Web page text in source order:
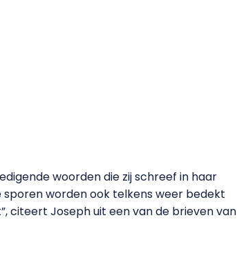
woorden die zij schreef in haar
sporen worden ook telkens weer bedekt
citeert Joseph uit een van de brieven van